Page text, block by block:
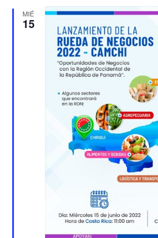
fecha.
MIÉ
15